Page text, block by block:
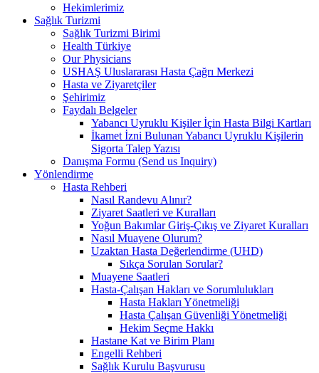
Hekimlerimiz
Sağlık Turizmi
Sağlık Turizmi Birimi
Health Türkiye
Our Physicians
USHAŞ Uluslararası Hasta Çağrı Merkezi
Hasta ve Ziyaretçiler
Şehirimiz
Faydalı Belgeler
Yabancı Uyruklu Kişiler İçin Hasta Bilgi Kartları
İkamet İzni Bulunan Yabancı Uyruklu Kişilerin
Sigorta Talep Yazısı
Danışma Formu (Send us Inquiry)
Yönlendirme
Hasta Rehberi
Nasıl Randevu Alınır?
Ziyaret Saatleri ve Kuralları
Yoğun Bakımlar Giriş-Çıkış ve Ziyaret Kuralları
Nasıl Muayene Olurum?
Uzaktan Hasta Değerlendirme (UHD)
Sıkça Sorulan Sorular?
Muayene Saatleri
Hasta-Çalışan Hakları ve Sorumlulukları
Hasta Hakları Yönetmeliği
Hasta Çalışan Güvenliği Yönetmeliği
Hekim Seçme Hakkı
Hastane Kat ve Birim Planı
Engelli Rehberi
Sağlık Kurulu Başvurusu